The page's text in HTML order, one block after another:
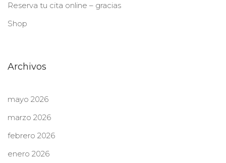
Reserva tu cita online – gracias
Shop
Archivos
mayo 2026
marzo 2026
febrero 2026
enero 2026